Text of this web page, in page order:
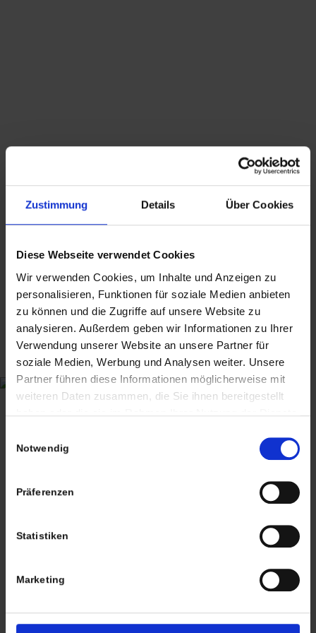
Zustimmung Details Über Cookies
Diese Webseite verwendet Cookies
Wir verwenden Cookies, um Inhalte und Anzeigen zu
personalisieren, Funktionen für soziale Medien anbieten
zu können und die Zugriffe auf unsere Website zu
analysieren. Außerdem geben wir Informationen zu Ihrer
Verwendung unserer Website an unsere Partner für
soziale Medien, Werbung und Analysen weiter. Unsere
Partner führen diese Informationen möglicherweise mit
weiteren Daten zusammen, die Sie ihnen bereitgestellt
Cookies, wenn Sie unsere Webseite weiterhin nutzen.
Notwendig
Präferenzen
Statistiken
Marketing
Sortieren nachStandard Zeige15 Produkte pro Seite
Mid Century Telefon Schränkchen mit Sitzpolster
CHRISTIAN A. THEUER
ANTIQUITÄTEN & KURIOSITÄTEN & MEHR
Wiggenreute 12
88353 Kißlegg
Lagerverkauf Kißlegg:
88353 Kisslegg
Termine nach Vereinbarung
Freitags von 11.00 – 17.00 Uhr
Tel: +49 (0)7563 – 537274